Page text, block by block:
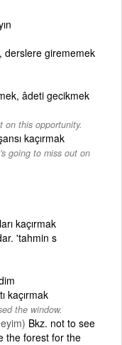
derslere girememek
âdeti gecikmek
on this opportunity.
kaçırmak
going to miss out on
kaçırmak
'tahmin s
kaçırmak
the window.
Bkz. not to see
the forest for the